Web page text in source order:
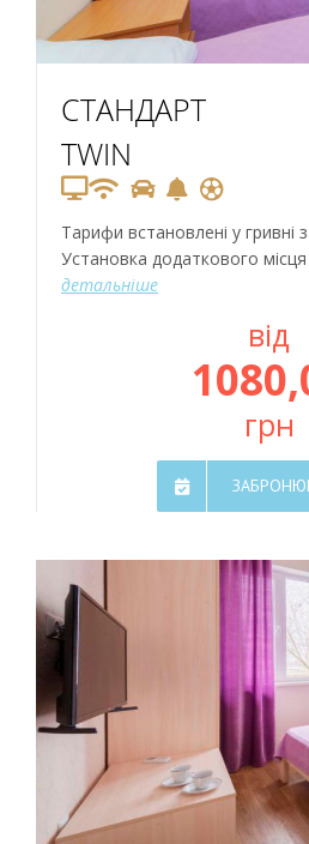
СТАНДАРТ
TWIN
Тарифи встановлені у гривні
Установка додаткового
детальніше
від
грн